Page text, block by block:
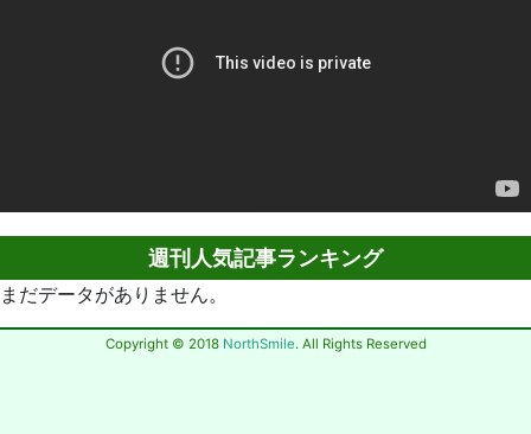
週刊人気記事ランキング
まだデータがありません。
Copyright © 2018 NorthSmile. All Rights Reserved